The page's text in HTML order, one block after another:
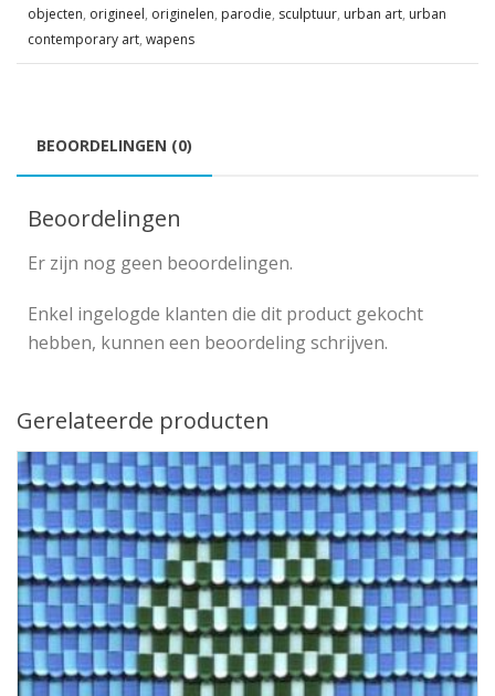
objecten, origineel, originelen, parodie, sculptuur, urban art, urban
contemporary art, wapens
BEOORDELINGEN (0)
Beoordelingen
Er zijn nog geen beoordelingen.
Enkel ingelogde klanten die dit product gekocht
hebben, kunnen een beoordeling schrijven.
Gerelateerde producten